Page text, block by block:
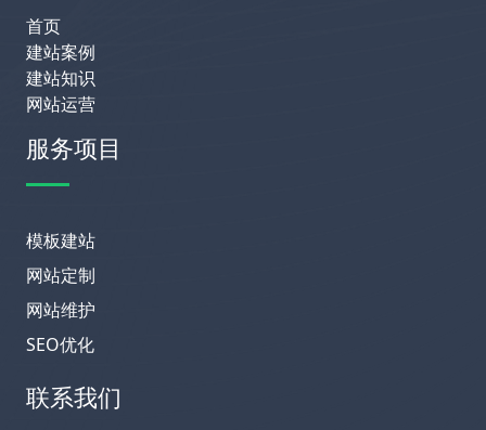
首页
建站案例
建站知识
网站运营
服务项目
模板建站
网站定制
网站维护
SEO优化
联系我们